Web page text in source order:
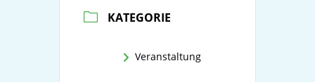
KATEGORIE
Veranstaltung